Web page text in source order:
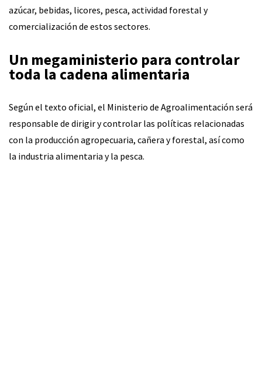
azúcar, bebidas, licores, pesca, actividad forestal y
comercialización de estos sectores.
Un megaministerio para controlar
toda la cadena alimentaria
Según el texto oficial, el Ministerio de Agroalimentación será
responsable de dirigir y controlar las políticas relacionadas
con la producción agropecuaria, cañera y forestal, así como
la industria alimentaria y la pesca.